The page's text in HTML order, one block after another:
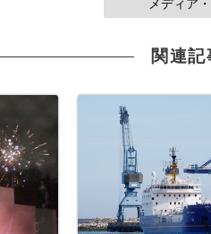
メディア
関連記